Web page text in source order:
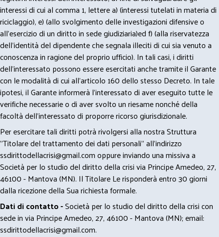
interessi di cui al comma 1, lettere a) (interessi tutelati in materia di
riciclaggio), e) (allo svolgimento delle investigazioni difensive o
all’esercizio di un diritto in sede giudiziaria)ed f) (alla riservatezza
dell’identità del dipendente che segnala illeciti di cui sia venuto a
conoscenza in ragione del proprio ufficio). In tali casi, i diritti
dell’interessato possono essere esercitati anche tramite il Garante
con le modalità di cui all’articolo 160 dello stesso Decreto. In tale
ipotesi, il Garante informerà l’interessato di aver eseguito tutte le
verifiche necessarie o di aver svolto un riesame nonché della
facoltà dell’interessato di proporre ricorso giurisdizionale.
Per esercitare tali diritti potrà rivolgersi alla nostra Struttura
"Titolare del trattamento dei dati personali" all'indirizzo
ssdirittodellacrisi@gmail.comoppure inviando una missiva a
Società per lo studio del diritto della crisi via Principe Amedeo, 27,
46100 - Mantova (MN). Il Titolare Le risponderà entro 30 giorni
dalla ricezione della Sua richiesta formale.
Dati di contatto -Società per lo studio del diritto della crisi con
sede in via Principe Amedeo, 27, 46100 - Mantova (MN); email:
ssdirittodellacrisi@gmail.com.